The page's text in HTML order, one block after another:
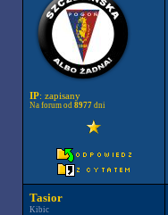
IP: zapisany
Na forum od 8977dni
Tasior
Kibic